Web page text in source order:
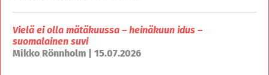
Vielä ei olla mätäkuussa – heinäkuun idus –
suomalainen suvi
Mikko Rönnholm | 15.07.2026